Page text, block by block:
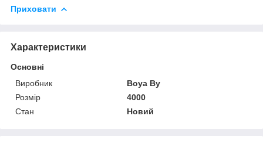
Приховати
Характеристики
Основні
Виробник
Boya By
Розмір
4000
Стан
Новий